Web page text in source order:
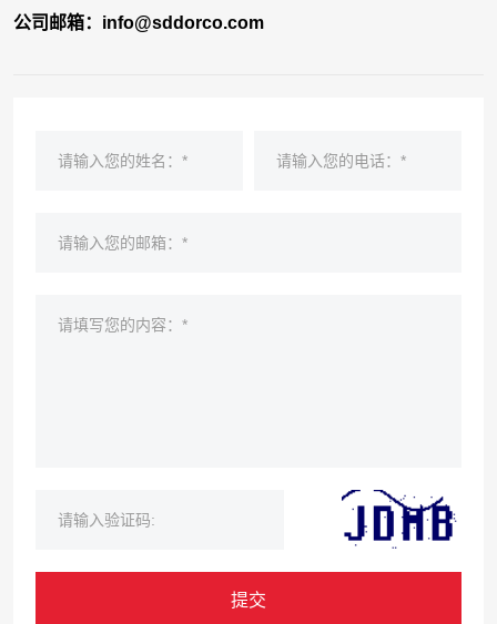
公司邮箱： info@sddorco.com
请输入您的姓名：* 请输入您的电话：*
请输入您的邮箱：*
请填写您的内容：*
请输入验证码:
提交